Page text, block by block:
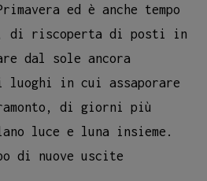
ed è anche tempo
di riscoperta di posti in
dal sole ancora
in cui assaporare
di giorni più
luce e luna insieme.
di nuove uscite